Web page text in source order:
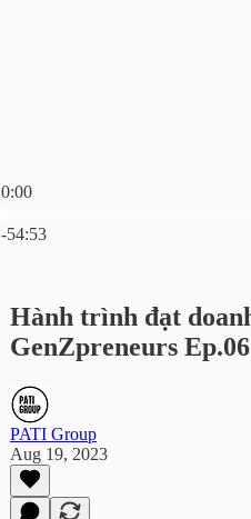
0:00
-54:53
Hành trình đạt
GenZpreneurs Ep.06
PATI Group
Aug 19, 2023